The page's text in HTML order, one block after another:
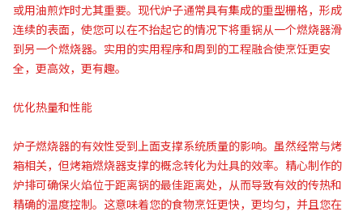
或用油煎炸时尤其重要。现代炉子通常具有集成的重型栅格，形成
连续的表面，使您可以在不抬起它的情况下将重锅从一个燃烧器滑
到另一个燃烧器。实用的实用程序和周到的工程融合使烹饪更安
全，更高效，更有趣。
优化热量和性能
炉子燃烧器的有效性受到上面支撑系统质量的影响。虽然经常与烤
箱相关，但烤箱燃烧器支撑的概念转化为灶具的效率。精心制作的
炉排可确保火焰位于距离锅的最佳距离处，从而导致有效的传热和
精确的温度控制。这意味着您的食物烹饪更快，更均匀，并且您在